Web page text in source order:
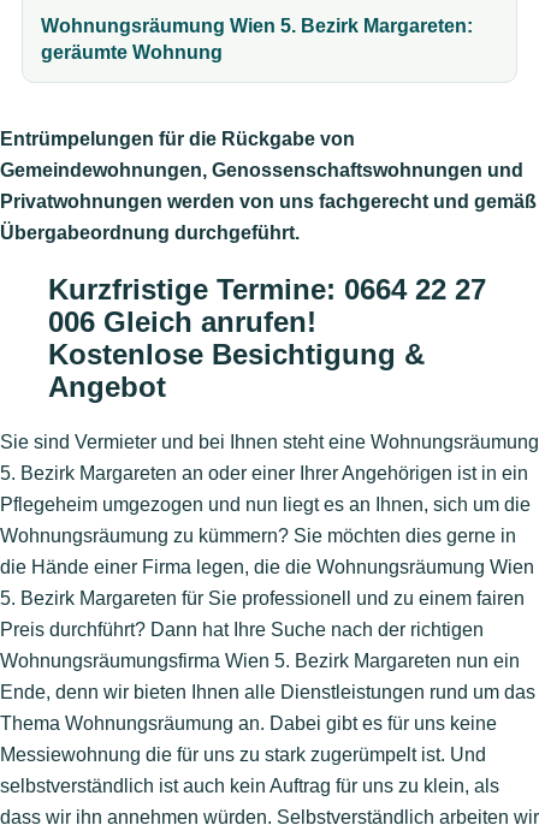
Wohnungsräumung Wien 5. Bezirk Margareten:
geräumte Wohnung
Entrümpelungen für die Rückgabe von
Gemeindewohnungen, Genossenschaftswohnungen und
Privatwohnungen werden von uns fachgerecht und gemäß
Übergabeordnung durchgeführt.
Kurzfristige Termine: 0664 22 27
006 Gleich anrufen!
Kostenlose Besichtigung &
Angebot
Sie sind Vermieter und bei Ihnen steht eine Wohnungsräumung
5. Bezirk Margareten an oder einer Ihrer Angehörigen ist in ein
Pflegeheim umgezogen und nun liegt es an Ihnen, sich um die
Wohnungsräumung zu kümmern? Sie möchten dies gerne in
die Hände einer Firma legen, die die Wohnungsräumung Wien
5. Bezirk Margareten für Sie professionell und zu einem fairen
Preis durchführt? Dann hat Ihre Suche nach der richtigen
Wohnungsräumungsfirma Wien 5. Bezirk Margareten nun ein
Ende, denn wir bieten Ihnen alle Dienstleistungen rund um das
Thema Wohnungsräumung an. Dabei gibt es für uns keine
Messiewohnung die für uns zu stark zugerümpelt ist. Und
selbstverständlich ist auch kein Auftrag für uns zu klein, als
dass wir ihn annehmen würden. Selbstverständlich arbeiten wir